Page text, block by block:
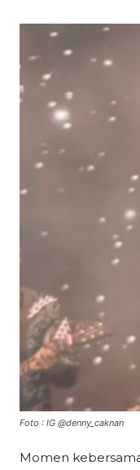
Foto : IG @denny_caknan
Momen